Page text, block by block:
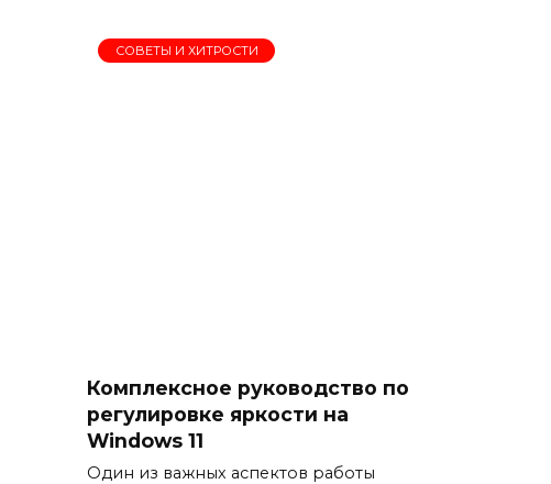
СОВЕТЫ И ХИТРОСТИ
Комплексное руководство по
регулировке яркости на
Windows 11
Один из важных аспектов работы